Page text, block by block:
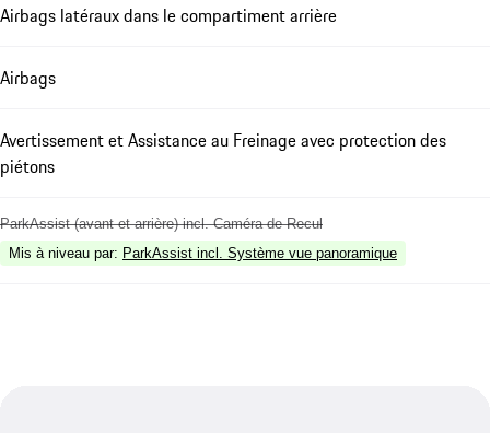
Airbags latéraux dans le compartiment arrière
Airbags
Avertissement et Assistance au Freinage avec protection des
piétons
ParkAssist (avant et arrière) incl. Caméra de Recul
Mis à niveau par: ParkAssist incl. Système vue panoramique